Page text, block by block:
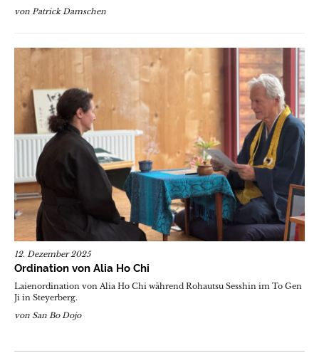
von Patrick Damschen
12. Dezember 2025
Ordination von Alia Ho Chi
Laienordination von Alia Ho Chi während Rohautsu Sesshin im To Gen
Ji in Steyerberg.
von San Bo Dojo